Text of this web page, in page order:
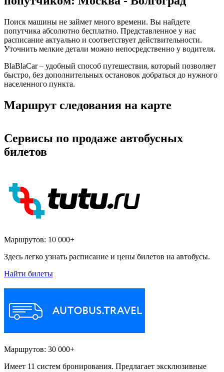
Поиск машины не займет много времени. Вы найдете
попутчика абсолютно бесплатно. Представленное у нас
расписание актуально и соответствует действительности.
Уточнить мелкие детали можно непосредственно у водителя.
BlaBlaCar – удобный способ путешествия, который позволяет
быстро, без дополнительных остановок добраться до нужного
населенного пункта.
Маршрут следования на карте
Сервисы по продаже автобусных
билетов
Маршрутов: 10 000+
Здесь легко узнать расписание и цены билетов на автобусы.
Найти билеты
Маршрутов: 30 000+
Имеет 11 систем бронирования. Предлагает эксклюзивные